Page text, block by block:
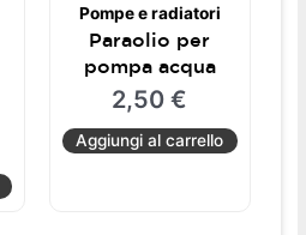
Pompe e radiatori
Paraolio per
pompa acqua
2,50€
Aggiungi al carrello